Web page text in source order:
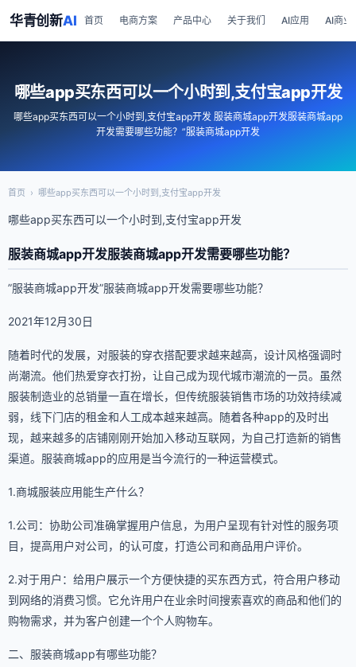
华青创新AI 首页 电商方案 产品中心 关于我们 AI应用 AI商业
哪些app买东西可以一个小时到,支付宝app开发
哪些app买东西可以一个小时到,支付宝app开发 服装商城app开发服装商城app
开发需要哪些功能？”服装商城app开发
首页 › 哪些app买东西可以一个小时到,支付宝app开发
哪些app买东西可以一个小时到,支付宝app开发
服装商城app开发服装商城app开发需要哪些功能？
”服装商城app开发”服装商城app开发需要哪些功能？
2021年12月30日
随着时代的发展，对服装的穿衣搭配要求越来越高，设计风格强调时
尚潮流。他们热爱穿衣打扮，让自己成为现代城市潮流的一员。虽然
服装制造业的总销量一直在增长，但传统服装销售市场的功效持续减
弱，线下门店的租金和人工成本越来越高。随着各种app的及时出
现，越来越多的店铺刚刚开始加入移动互联网，为自己打造新的销售
渠道。服装商城app的应用是当今流行的一种运营模式。
1.商城服装应用能生产什么？
1.公司：协助公司准确掌握用户信息，为用户呈现有针对性的服务项
目，提高用户对公司，的认可度，打造公司和商品用户评价。
2.对于用户：给用户展示一个方便快捷的买东西方式，符合用户移动
到网络的消费习惯。它允许用户在业余时间搜索喜欢的商品和他们的
购物需求，并为客户创建一个个人购物车。
二、服装商城app有哪些功能？